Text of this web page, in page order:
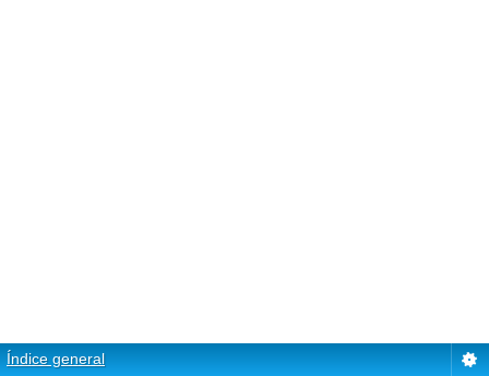
Índice general